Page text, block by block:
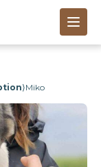
⟩Miko